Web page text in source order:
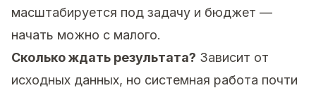
масштабируется под задачу и бюджет —
начать можно с малого.
Сколько ждать результата? Зависит от
исходных данных, но системная работа почти